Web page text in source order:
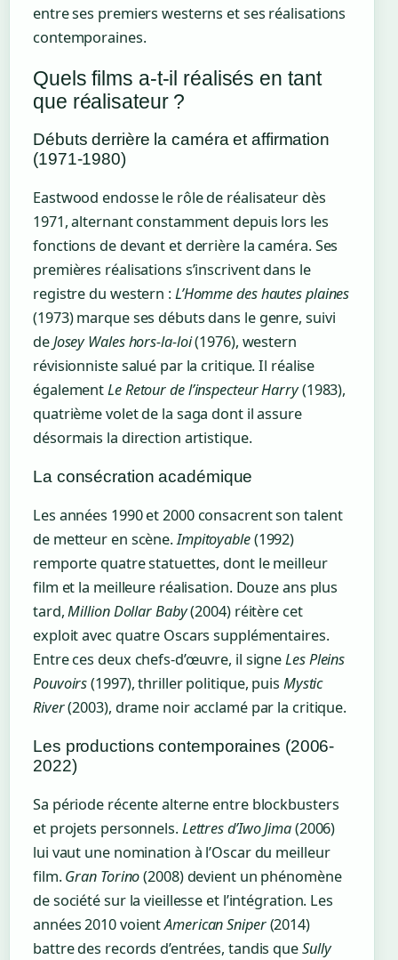
entre ses premiers westerns et ses réalisations
contemporaines.
Quels films a-t-il réalisés en tant
que réalisateur ?
Débuts derrière la caméra et affirmation
(1971-1980)
Eastwood endosse le rôle de réalisateur dès
1971, alternant constamment depuis lors les
fonctions de devant et derrière la caméra. Ses
premières réalisations s’inscrivent dans le
registre du western :L’Homme des hautes plaines
(1973) marque ses débuts dans le genre, suivi
deJosey Wales hors-la-loi(1976), western
révisionniste salué par la critique. Il réalise
égalementLe Retour de l’inspecteur Harry(1983),
quatrième volet de la saga dont il assure
désormais la direction artistique.
La consécration académique
Les années 1990 et 2000 consacrent son talent
de metteur en scène.Impitoyable(1992)
remporte quatre statuettes, dont le meilleur
film et la meilleure réalisation. Douze ans plus
tard,Million Dollar Baby(2004) réitère cet
exploit avec quatre Oscars supplémentaires.
Entre ces deux chefs-d’œuvre, il signeLes Pleins
Pouvoirs(1997), thriller politique, puis Mystic
River(2003), drame noir acclamé par la critique.
Les productions contemporaines (2006-
2022)
Sa période récente alterne entre blockbusters
et projets personnels.Lettres d’Iwo Jima(2006)
lui vaut une nomination à l’Oscar du meilleur
film.Gran Torino(2008) devient un phénomène
de société sur la vieillesse et l’intégration. Les
années 2010 voientAmerican Sniper(2014)
battre des records d’entrées, tandis queSully